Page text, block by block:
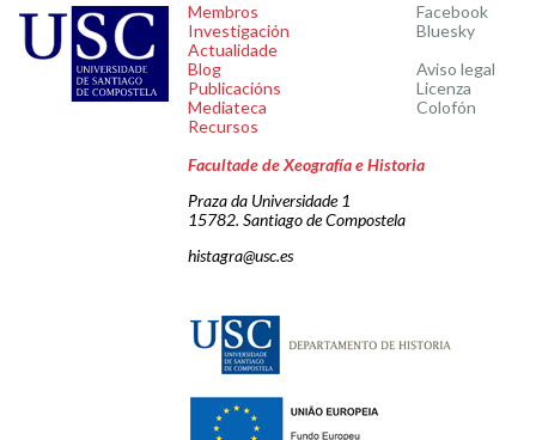
Membros
Investigación
Actualidade
Blog
Publicacións
Mediateca
Recursos
Facebook
Bluesky
Aviso legal
Licenza
Colofón
Facultade de Xeografía e Historia
Praza da Universidade 1
15782. Santiago de Compostela
histagra@usc.es